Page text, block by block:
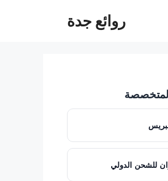
روائع جدة
للشحن الدولي